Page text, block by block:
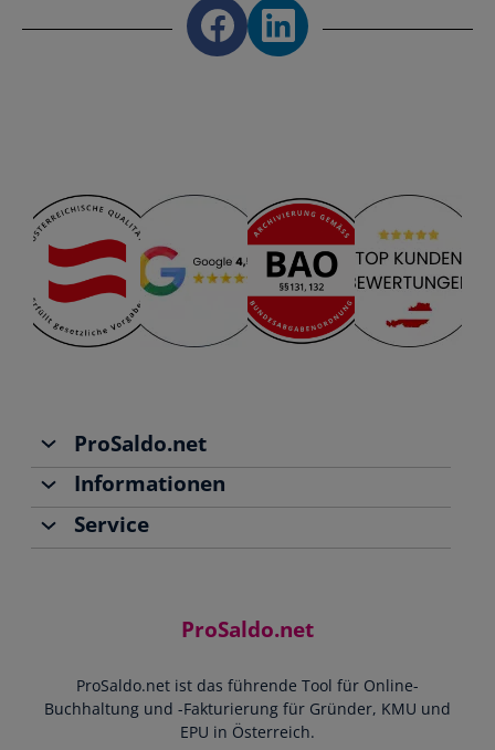
Share on Facebook
Share on LinkedIn
ProSaldo.net
Über uns
Team
Jobs
Presse
Datenschutz
Informationen
Buchhaltung
Doppelte Buchführung
Bankdatenimport
Zusammenarbeit mit Steuerberater
Service
Blog
ProSaldo.net
ProSaldo.net ist das führende Tool für Online-
Buchhaltung und -Fakturierung für Gründer, KMU und
EPU in Österreich.